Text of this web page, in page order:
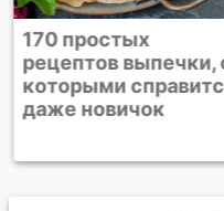
170 простых
рецептов выпечки,
которыми
даже новичок